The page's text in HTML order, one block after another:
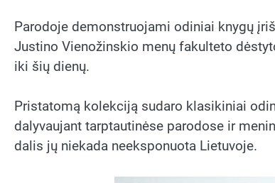
Parodoje demonstruojami odiniai knygų
Justino Vienožinskio menų fakulteto
iki šių dienų.
Pristatomą kolekciją sudaro klasikiniai
dalyvaujant tarptautinėse parodose ir
dalis jų niekada neeksponuota Lietuvoje.